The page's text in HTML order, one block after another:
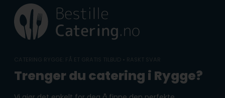
content
CATERING RYGGE: FÅ ET GRATIS TILBUD • RASKT SVAR
Trenger du catering i Rygge?